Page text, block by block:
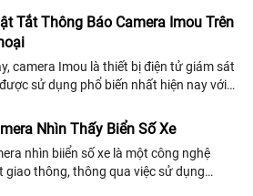
nối Internet sẵn
Tắt Thông Báo Camera Imou Trên
camera Imou là thiết bị điện tử giám sát
sử dụng phổ biến nhất hiện nay với
sát an ninh
Nhìn Thấy Biển Số Xe
nhìn biiển số xe là một công nghệ
giao thông, thông qua việc sử dụng